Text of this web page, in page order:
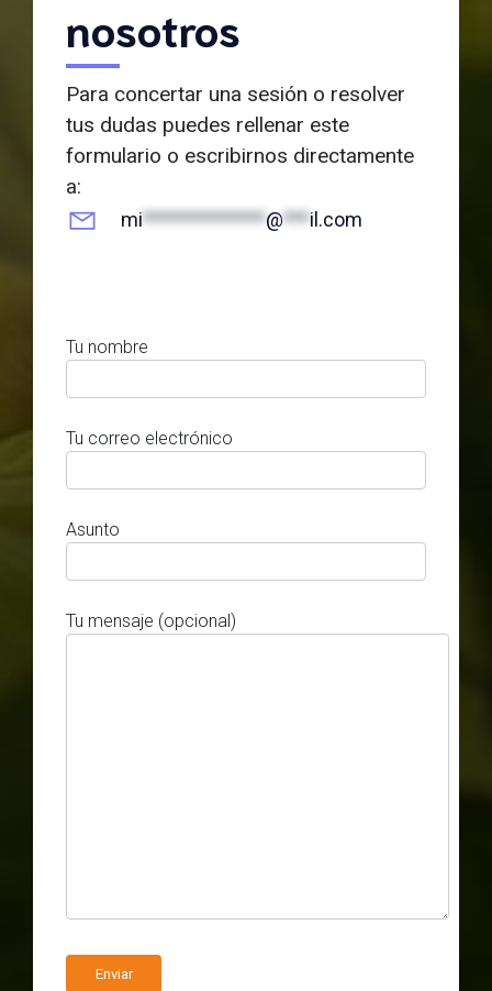
nosotros
Para concertar una sesión o resolver
tus dudas puedes rellenar este
formulario o escribirnos directamente
a:
mi**************@***il.com
Tu nombre
Tu correo electrónico
Asunto
Tu mensaje (opcional)